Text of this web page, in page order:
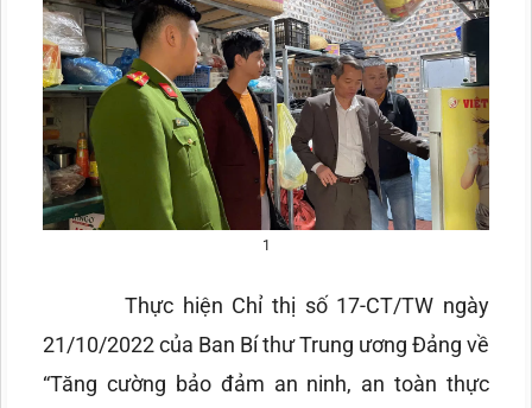
1
Thực hiện Chỉ thị số 17-CT/TW ngày
21/10/2022 của Ban Bí thư Trung ương Đảng về
“Tăng cường bảo đảm an ninh, an toàn thực